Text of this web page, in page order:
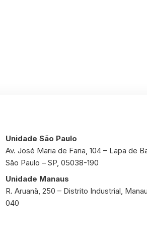
Unidade São Paulo
Av. José Maria de Faria, 104 – Lapa de
São Paulo – SP, 05038-190
Unidade Manaus
R. Aruanã, 250 – Distrito Industrial,
040